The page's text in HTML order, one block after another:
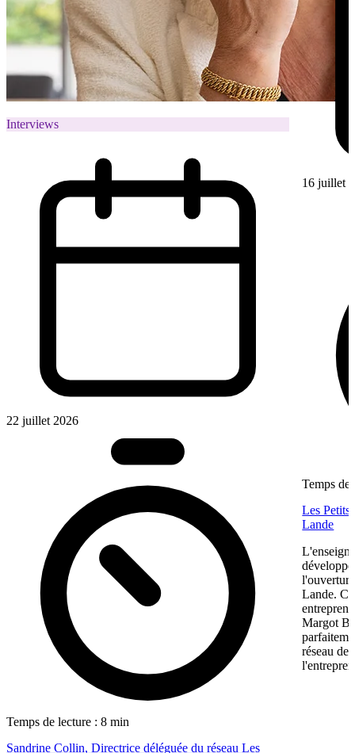
Interviews
22 juillet 2026
Temps de lecture : 8 min
Sandrine Collin, Directrice déléguée du réseau Les
16 juillet
Temps de
Les Petits
Lande
Lande.
Margot
réseau de